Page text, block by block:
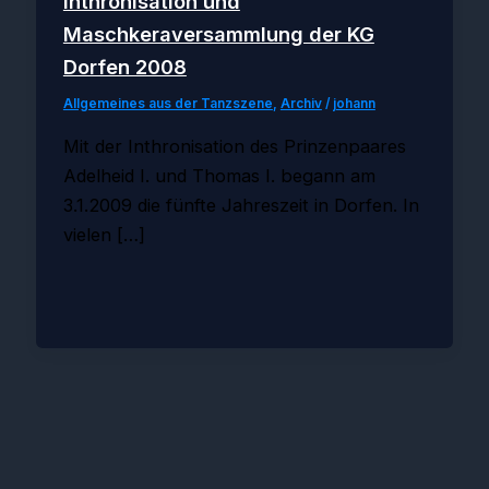
Maschkeraversammlung der KG
Dorfen 2008
Allgemeines aus der Tanzszene, Archiv/ johann
Mit der Inthronisation des Prinzenpaares
Adelheid I. und Thomas I. begann am
3.1.2009 die fünfte Jahreszeit in Dorfen. In
vielen […]